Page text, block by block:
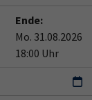
Ende:
Mo. 31.08.2026
18:00 Uhr